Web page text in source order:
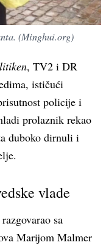
(Minghui.org)
, TV2 i DR
ističući
policije i
prolaznik rekao
duboko dirnuli i
vlade
sa
Marijom Malmer